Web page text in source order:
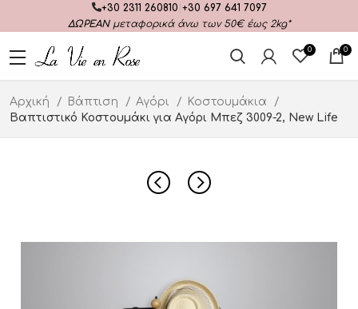
+30 2311 260810 +30 697 641 7097
ΔΩΡΕΑΝμεταφορικά άνω των 50€ έως 2kg*
0 0
Αρχική Βάπτιση Αγόρι
Κοστουμάκια
Βαπτιστικό Κοστουμάκι για Αγόρι Μπεζ 3009-2, New Life